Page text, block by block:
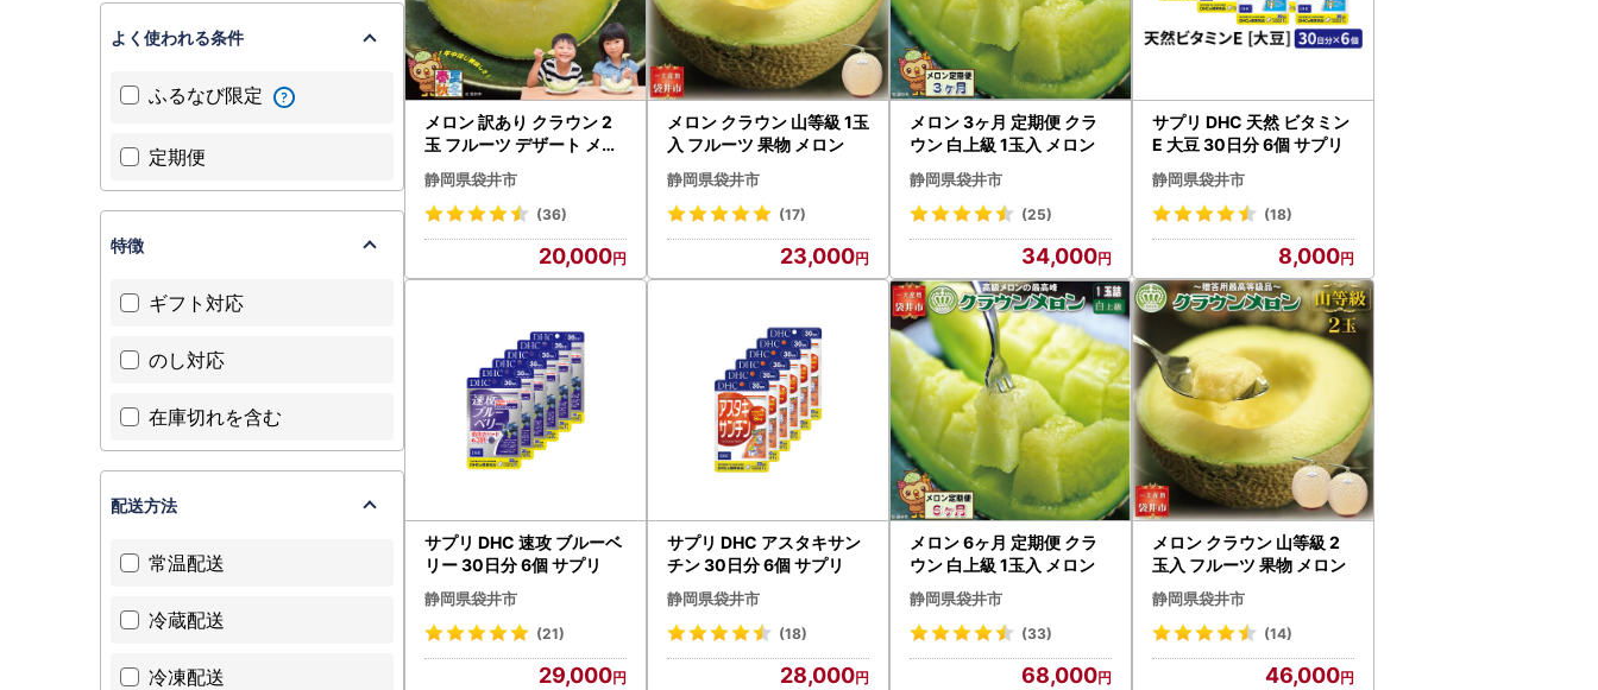
メロン 訳あり クラウン 2
玉 フルーツ デザート メロ
静岡県袋井市
(36)
20,000
メロン クラウン 山等級 1玉
入 フルーツ 果物 メロン
静岡県袋井市
(17)
23,000
メロン 3ヶ月 定期便 クラ
ウン 白上級 1玉入 メロン
静岡県袋井市
(25)
34,000
サプリ DHC 天然 ビタミン
E 大豆 30日分 6個 サプリ
静岡県袋井市
(18)
8,000
サプリ DHC 速攻 ブルーベ
リー 30日分 6個 サプリ
静岡県袋井市
(21)
29,000
サプリ DHC アスタキサン
チン 30日分 6個 サプリ
静岡県袋井市
(18)
28,000
メロン 6ヶ月 定期便 クラ
ウン 白上級 1玉入 メロン
静岡県袋井市
(33)
68,000
メロン クラウン 山等級 2
玉入 フルーツ 果物 メロン
静岡県袋井市
(14)
46,000
よく使われる条件
ふるなび限定
定期便
特徴
ギフト対応
のし対応
在庫切れを含む
配送方法
常温配送
冷蔵配送
冷凍配送